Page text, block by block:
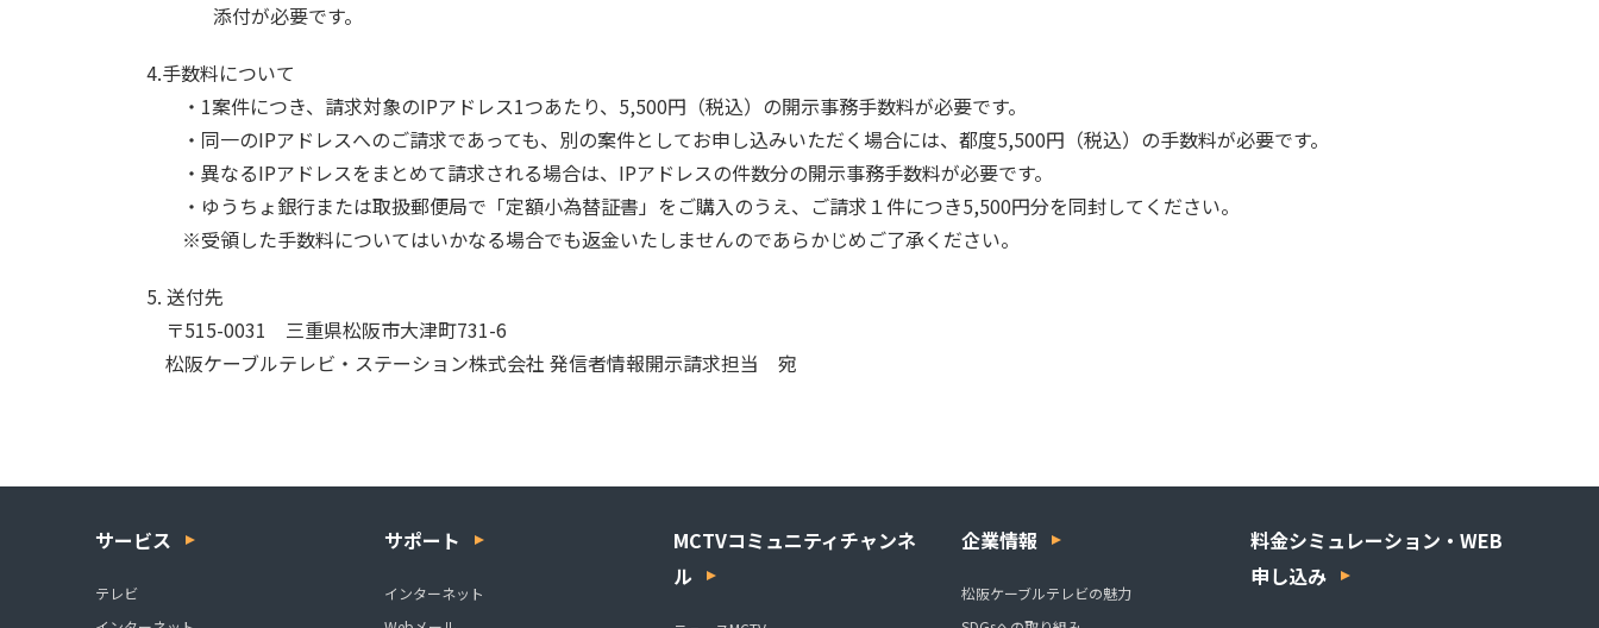
添付が必要です。
4.手数料について
・1案件につき、請求対象のIPアドレス1つあたり、5,500円（税込）の開示事務手数料が必要です。
・同一のIPアドレスへのご請求であっても、別の案件としてお申し込みいただく場合には、都度5,500円（税込）の手数料が必要です。
・異なるIPアドレスをまとめて請求される場合は、IPアドレスの件数分の開示事務手数料が必要です。
・ゆうちょ銀行または取扱郵便局で「定額小為替証書」をご購入のうえ、ご請求１件につき5,500円分を同封してください。
※受領した手数料についてはいかなる場合でも返金いたしませんのであらかじめご了承ください。
5. 送付先
〒515-0031 三重県松阪市大津町731-6
松阪ケーブルテレビ・ステーション株式会社 発信者情報開示請求担当 宛
サービス
テレビ
サポート
インターネット
MCTVコミュニティチャンネ
ル
企業情報
松阪ケーブルテレビの魅力
料金シミュレーション・WEB
申し込み